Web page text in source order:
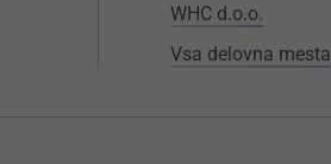
WHC d.o.o.
Vsa delovna mesta